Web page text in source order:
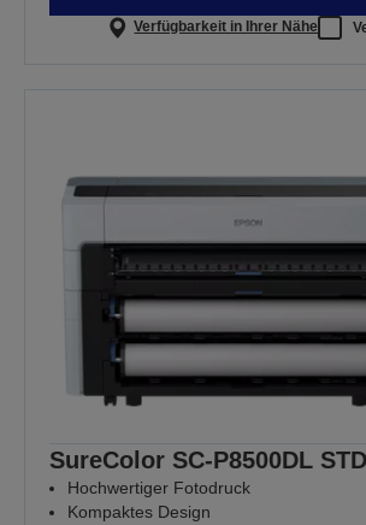
Verfügbarkeit in Ihrer Nähe
SureColor SC-P8500DL STD
Hochwertiger Fotodruck
Kompaktes Design